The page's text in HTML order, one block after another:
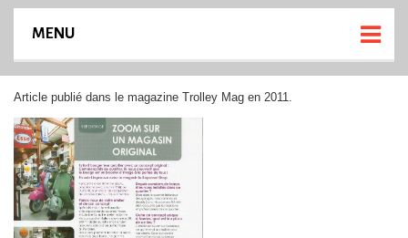
MENU
Article publié dans le magazine Trolley Mag en 2011.